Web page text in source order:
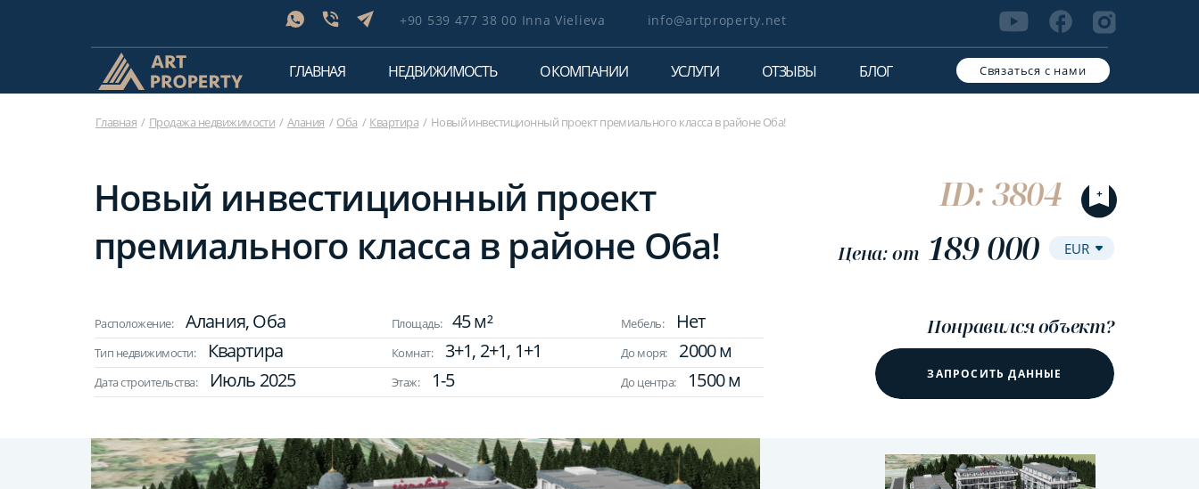
+90 539 477 38 00 Inna Vielieva info@artproperty.net
ГЛАВНАЯ НЕДВИЖИМОСТЬ О КОМПАНИИ УСЛУГИ ОТЗЫВЫ БЛОГ Связаться с нами
Главная Продажа недвижимости Алания Оба Квартира Новый инвестиционный проект премиального класса в районе Оба!
Новый инвестиционный проект
премиального класса в районе Оба!
ID: 3804
Цена: от 189 000
Расположение: Алания, Оба Площадь: 45 м² Мебель: Нет
Тип недвижимости: Квартира Комнат: 3+1, 2+1, 1+1 До моря: 2000 м
Дата строительства: Июль 2025 Этаж: 1-5 До центра: 1500 м
Понравился объект?
ЗАПРОСИТЬ ДАННЫЕ